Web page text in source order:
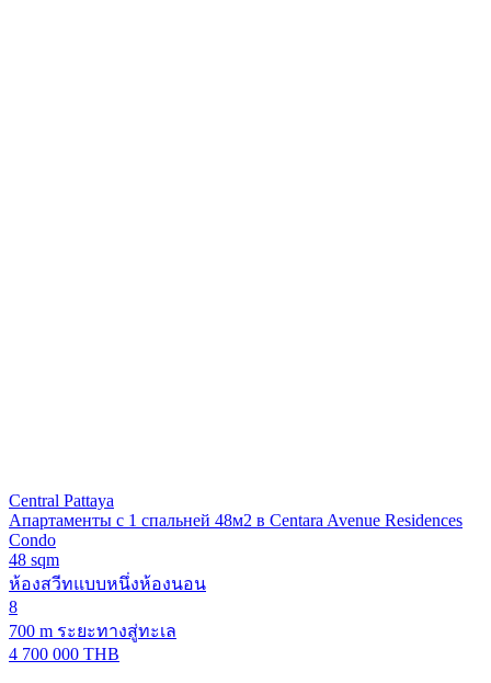
Central Pattaya
Апартаменты с 1 спальней 48м2 в Centara Avenue Residences
Condo
48 sqm
ห้องสวีทแบบหนึ่งห้องนอน
8
700 m ระยะทางสู่ทะเล
4 700 000 THB